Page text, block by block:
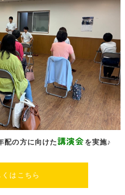
配の方に向けた講演会を実施♪
はこちら